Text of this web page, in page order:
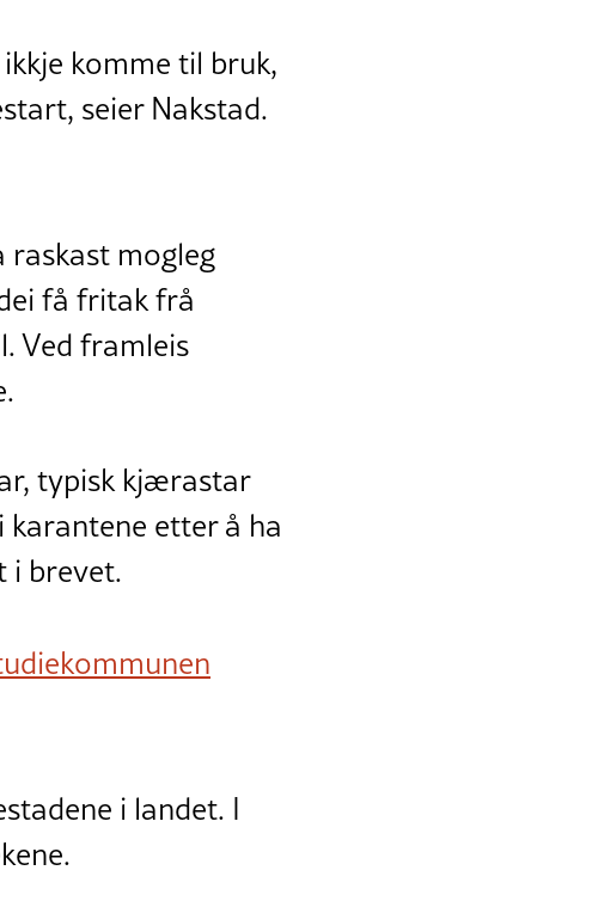
komme til bruk,
seier Nakstad.
mogleg
få fritak frå
Ved framleis
typisk kjærastar
karantene etter å ha
i brevet.
i landet. I